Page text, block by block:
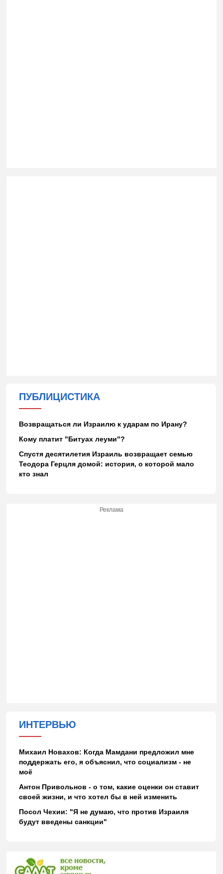
ПУБЛИЦИСТИКА
Возвращаться ли Израилю к ударам по Ирану?
Кому платит "Битуах леуми"?
Спустя десятилетия Израиль возвращает семью
Теодора Герцля домой: история, о которой мало
кто знал
Реклама
ИНТЕРВЬЮ
Михаил Новахов: Когда Мамдани предложил мне
поддержать его, я объяснил, что социализм - не
моё
Антон Привольнов - о том, какие оценки он ставит
своей жизни, и что хотел бы в ней изменить
Посол Чехии: "Я не думаю, что против Израиля
будут введены санкции"